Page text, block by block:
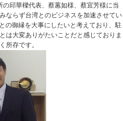
邱華樑代表、蔡蕙如様、蔡宜芳様に当
ならず台湾とのビジネスを加速させてい
の御縁を大事にしたいと考えており、駐
は大変ありがたいことだと感じておりま
所存です。